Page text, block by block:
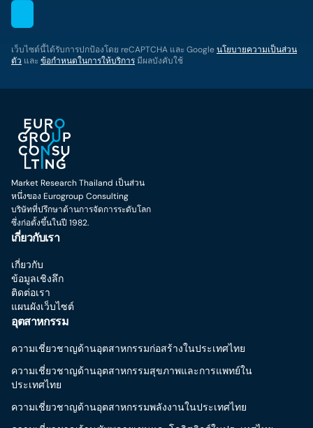
เว็บไซต์นี้ได้รับการปกป้องโดย reCAPTCHA และ Googleนโยบายความเป็นส่วน
ตัว และ ข้อกำหนดในการให้บริการมีผลบังคับใช้
Market Research Thailand เป็นส่วน
หนึ่งของ Eurogroup Consulting
บริษัทที่ปรึกษาด้านการจัดการระดับโลก
ซึ่งก่อตั้งขึ้นในปี 1982.
เกี่ยวกับเรา
เกี่ยวกับ
ข้อมูลเชิงลึก
ติดต่อเรา
แผนผังเว็บไซต์
อุตสาหกรรม
ความเชี่ยวชาญด้านอุตสาหกรรมก่อสร้างในประเทศไทย
ความเชี่ยวชาญด้านอุตสาหกรรมสุขภาพและการแพทย์ใน
ประเทศไทย
ความเชี่ยวชาญด้านอุตสาหกรรมพลังงานในประเทศไทย